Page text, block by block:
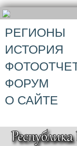
РЕГИОНЫ
ИСТОРИЯ
ФОРУМ
О САЙТЕ